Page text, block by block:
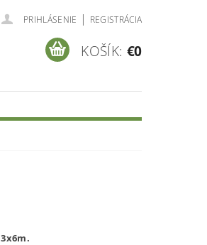
PRIHLÁSENIE | REGISTRÁCIA
KOŠÍK: €0
3x6m.